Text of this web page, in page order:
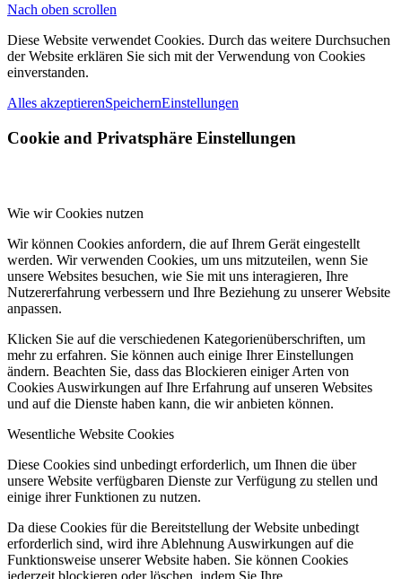
Nach oben scrollen
Diese Website verwendet Cookies. Durch das weitere Durchsuchen
der Website erklären Sie sich mit der Verwendung von Cookies
einverstanden.
Alles akzeptierenSpeichernEinstellungen
Cookie and Privatsphäre Einstellungen
Wie wir Cookies nutzen
Wir können Cookies anfordern, die auf Ihrem Gerät eingestellt
werden. Wir verwenden Cookies, um uns mitzuteilen, wenn Sie
unsere Websites besuchen, wie Sie mit uns interagieren, Ihre
Nutzererfahrung verbessern und Ihre Beziehung zu unserer Website
anpassen.
Klicken Sie auf die verschiedenen Kategorienüberschriften, um
mehr zu erfahren. Sie können auch einige Ihrer Einstellungen
ändern. Beachten Sie, dass das Blockieren einiger Arten von
Cookies Auswirkungen auf Ihre Erfahrung auf unseren Websites
und auf die Dienste haben kann, die wir anbieten können.
Wesentliche Website Cookies
Diese Cookies sind unbedingt erforderlich, um Ihnen die über
unsere Website verfügbaren Dienste zur Verfügung zu stellen und
einige ihrer Funktionen zu nutzen.
Da diese Cookies für die Bereitstellung der Website unbedingt
erforderlich sind, wird ihre Ablehnung Auswirkungen auf die
Funktionsweise unserer Website haben. Sie können Cookies